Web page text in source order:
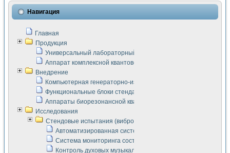
Навигация
Главная
Продукция
Универсальный лабораторный стенд "Сигнал-USB"
Аппарат комплексной квантовой терапии Интроскан
Внедрение
Компьютерная генераторно-измерительная система
Функциональные блоки стенда "Сигнал-USB"
Аппараты биорезонансной квантовой терапии серии СКАН
Исследования
Стендовые испытания (виброакустика, тензометрия и т.п.)
Автоматизированная система измерения параметров
Система мониторинга состояния тяговых
Контроль духовых музыкальных инструментов